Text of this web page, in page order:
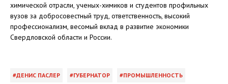
химической отрасли, ученых-химиков и студентов профильных
вузов за добросовестный труд, ответственность, высокий
профессионализм, весомый вклад в развитие экономики
Свердловской области и России.
ДЕНИС ПАСЛЕР ГУБЕРНАТОР ПРОМЫШЛЕННОСТЬ